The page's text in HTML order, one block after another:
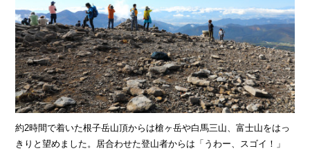
約2時間で着いた根子岳山頂からは槍ヶ岳や白馬三山、富士山をはっ
きりと望めました。居合わせた登山者からは「うわー、スゴイ！」